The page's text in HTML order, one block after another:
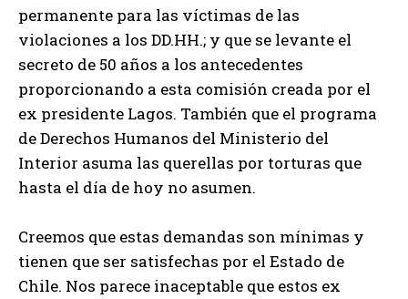
permanente para las víctimas de las
violaciones a los DD.HH.; y que se levante el
secreto de 50 años a los antecedentes
proporcionando a esta comisión creada por el
ex presidente Lagos. También que el programa
de Derechos Humanos del Ministerio del
Interior asuma las querellas por torturas que
hasta el día de hoy no asumen.
Creemos que estas demandas son mínimas y
tienen que ser satisfechas por el Estado de
Chile. Nos parece inaceptable que estos ex